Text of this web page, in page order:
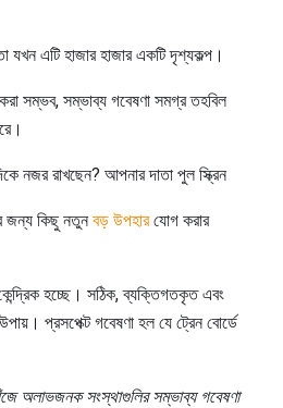
এটি হাজার হাজার একটি দৃশ্যকল্প।
সম্ভব, সম্ভাব্য গবেষণা সমগ্র তহবিল
নজর রাখছেন? আপনার দাতা পুল স্ক্রিন
জন্য কিছু নতুন বড় উপহারযোগ করার
হচ্ছে। সঠিক, ব্যক্তিগতকৃত এবং
প্রসপেক্ট গবেষণা হল যে ট্রেন বোর্ডে
অলাভজনক সংস্থাগুলির সম্ভাব্য গবেষণা